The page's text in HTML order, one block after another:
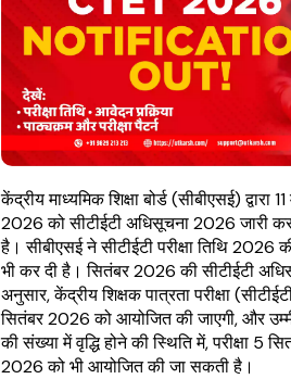
केंद्रीय माध्यमिक शिक्षा बोर्ड (सीबीएसई) द्वारा
2026 को सीटीईटी अधिसूचना 2026 जारी
है। सीबीएसई ने सीटीईटी परीक्षा तिथि 2026
भी कर दी है। सितंबर 2026 की सीटीईटी
अनुसार, केंद्रीय शिक्षक पात्रता परीक्षा
सितंबर 2026 को आयोजित की जाएगी, और
की संख्या में वृद्धि होने की स्थिति में, परीक्षा 5
2026 को भी आयोजित की जा सकती है।